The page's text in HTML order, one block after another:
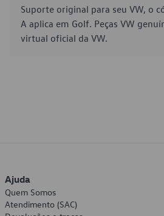
Suporte original para seu VW, o
A aplica em Golf. Peças VW
virtual oficial da VW.
Ajuda
Quem Somos
Atendimento (SAC)